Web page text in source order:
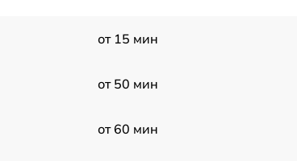
от 15 мин
от 50 мин
от 60 мин